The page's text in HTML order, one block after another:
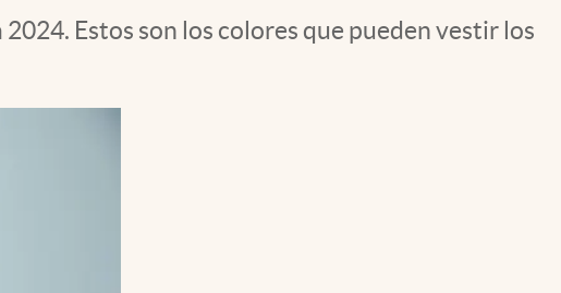
Estos son los colores que pueden vestir los